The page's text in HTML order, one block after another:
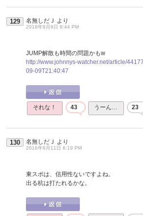
129 名無しだＪ より
2016年9月9日 9:44 PM
JUMP解散も時間の問題かもw
http://www.johnnys-watcher.net/article/
09-09T21:40:47
それな！ 43 うーん… 23
130 名無しだＪ より
2016年9月11日 6:19 PM
東スポは、信用性ないですよね。
出る杭は打たれるかな。